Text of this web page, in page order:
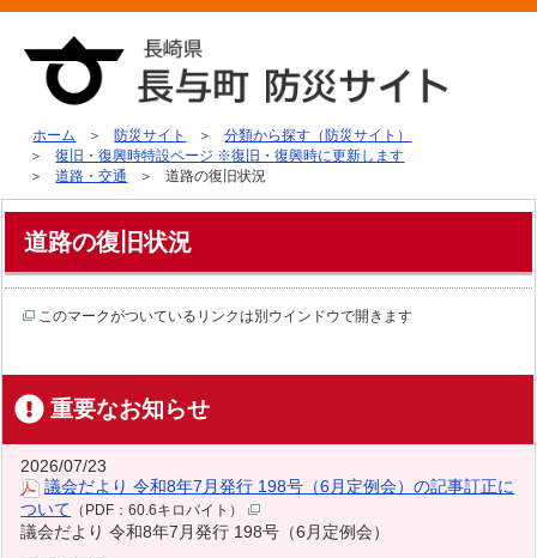
ホーム 防災サイト
分類から探す（防災サイト）
復旧・復興時特設ページ ※復旧・復興時に更新します
道路・交通
道路の復旧状況
道路の復旧状況
このマークがついているリンクは別ウインドウで開きます
重要なお知らせ
2026/07/23
議会だより 令和8年7月発行 198号（6月定例会）の記事訂正に
ついて （PDF：60.6キロバイト）
議会だより 令和8年7月発行 198号（6月定例会）